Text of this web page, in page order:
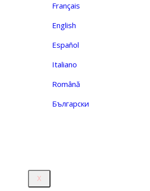
Français
English
Español
Italiano
Română
Български
X